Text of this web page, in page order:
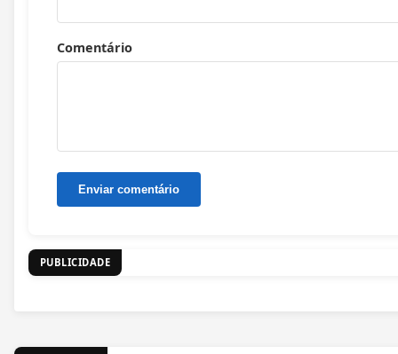
Comentário
PUBLICIDADE